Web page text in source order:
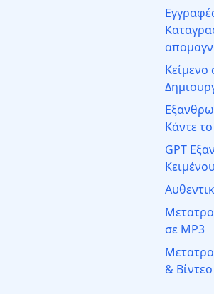
Κείμενο
Κάντε
GPT
σε MP3
& Βίντεο